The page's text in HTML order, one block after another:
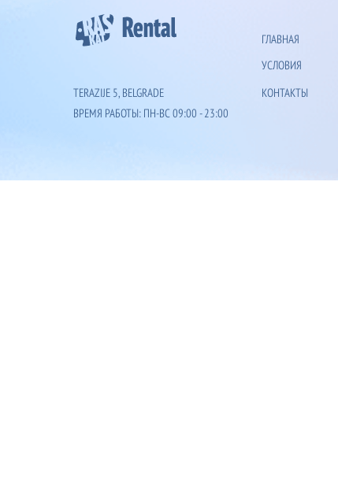
TERAZIJE 5, BELGRADE
ГЛАВНАЯ
УСЛОВИЯ
КОНТАКТЫ
ВРЕМЯ РАБОТЫ: ПН-ВС 09:00 - 23:00